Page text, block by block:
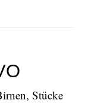
Stücke